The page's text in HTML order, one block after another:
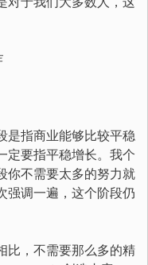
是指商业能够比较平稳
定要指平稳增长。我个
你不需要太多的努力就
强调一遍，这个阶段仍
比，不需要那么多的精